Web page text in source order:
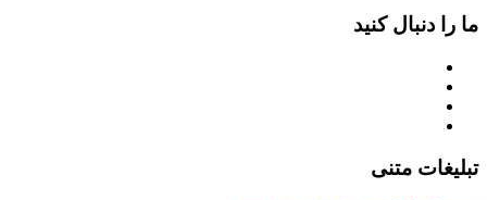
ما را دنبال کنید
تبلیغات متنی